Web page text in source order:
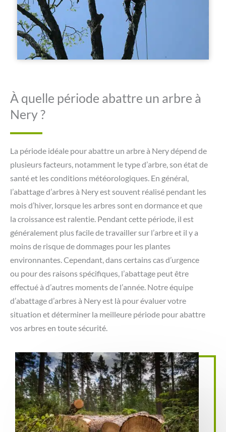
À quelle période abattre un arbre à
Nery ?
La période idéale pour abattre un arbre à Nery dépend de
plusieurs facteurs, notamment le type d’arbre, son état de
santé et les conditions météorologiques. En général,
l’abattage d’arbres à Nery est souvent réalisé pendant les
mois d’hiver, lorsque les arbres sont en dormance et que
la croissance est ralentie. Pendant cette période, il est
généralement plus facile de travailler sur l’arbre et il y a
moins de risque de dommages pour les plantes
environnantes. Cependant, dans certains cas d’urgence
ou pour des raisons spécifiques, l’abattage peut être
effectué à d’autres moments de l’année. Notre équipe
d’abattage d’arbres à Nery est là pour évaluer votre
situation et déterminer la meilleure période pour abattre
vos arbres en toute sécurité.